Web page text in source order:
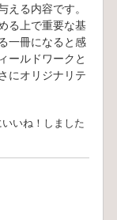
える内容です。
る上で重要な基
一冊になると感
ールドワークと
にオリジナリテ
いね！しました